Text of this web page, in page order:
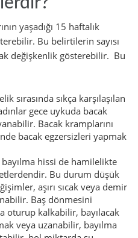
yaşadığı 15 haftalık
Bu belirtilerin sayısı
değişkenlik gösterebilir. Bu
sırasında sıkça karşılaşılan
gece uykuda bacak
Bacak kramplarını
bacak egzersizleri yapmak
hissi de hamilelikte
Bu durum düşük
aşırı sıcak veya demir
Baş dönmesini
oturup kalkabilir, bayılacak
veya uzanabilir, bayılma